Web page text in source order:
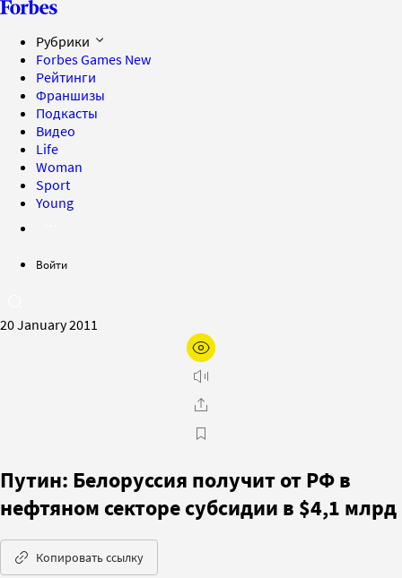
Рубрики
Forbes Games New
Рейтинги
Франшизы
Подкасты
Видео
Life
Woman
Sport
Young
Войти
20 January 2011
Путин: Белоруссия получит от РФ в
нефтяном секторе субсидии в $4,1 млрд
Копировать ссылку